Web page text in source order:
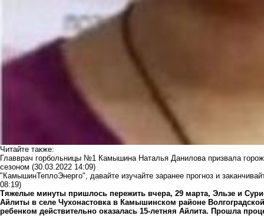
Читайте также:
Главврач горбольницы №1 Камышина Наталья Данилова призвала
сезоном (30.03.2022 14:09)
"КамышинТеплоЭнерго", давайте изучайте заранее прогноз и
08:19)
Тяжелые минуты пришлось пережить вчера, 29 марта, Эльзе и
Айлиты в селе Чухонастовка в Камышинском районе
ребенком действительно оказалась 15-летняя Айлита. Прошла